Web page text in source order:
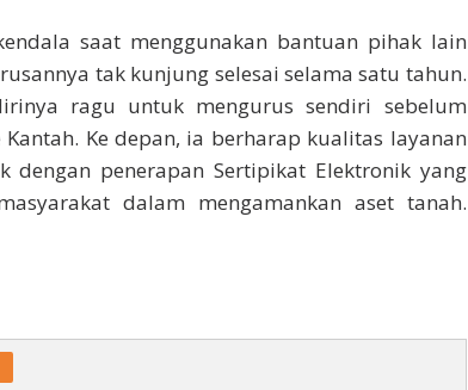
saat menggunakan bantuan pihak lain
tak kunjung selesai selama satu tahun.
ragu untuk mengurus sendiri sebelum
Ke depan, ia berharap kualitas layanan
dengan penerapan Sertipikat Elektronik yang
dalam mengamankan aset tanah.